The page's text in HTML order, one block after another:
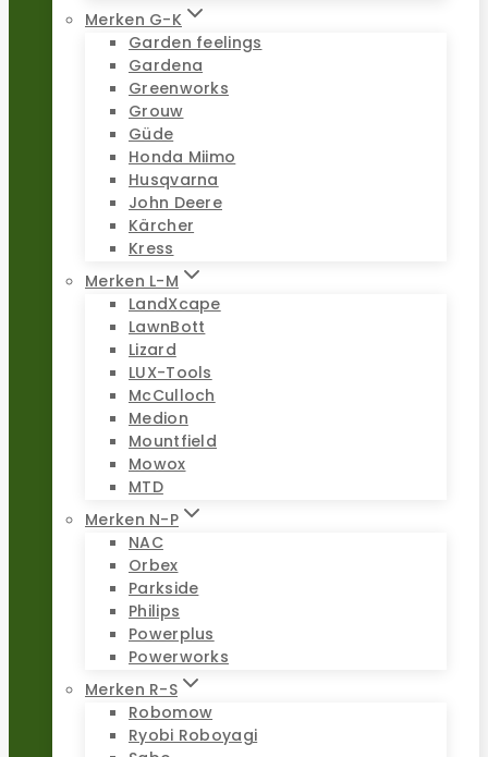
Merken G-K
Garden feelings
Gardena
Greenworks
Grouw
Güde
Honda Miimo
Husqvarna
John Deere
Kärcher
Kress
Merken L-M
LandXcape
LawnBott
Lizard
LUX-Tools
McCulloch
Medion
Mountfield
Mowox
MTD
Merken N-P
NAC
Orbex
Parkside
Philips
Powerplus
Powerworks
Merken R-S
Robomow
Ryobi Roboyagi